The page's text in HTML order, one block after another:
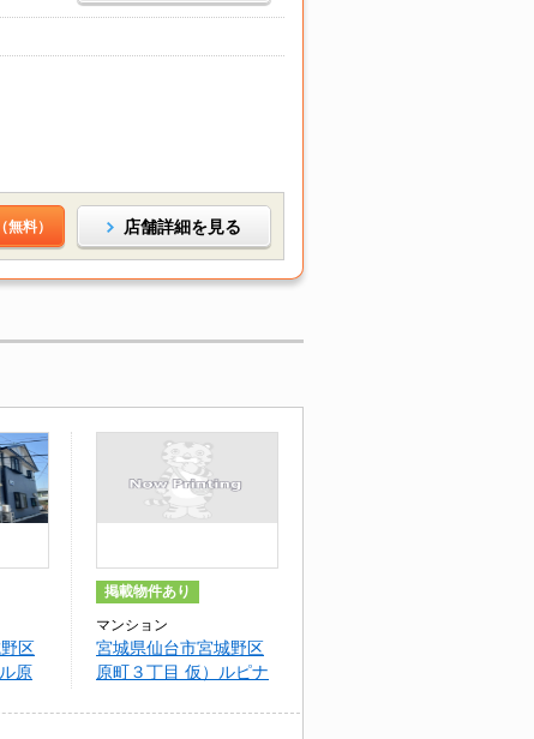
無料） 店舗詳細を見る
区
原
掲載物件あり
マンション
宮城県仙台市宮城野区
原町３丁目 仮）ルピナ